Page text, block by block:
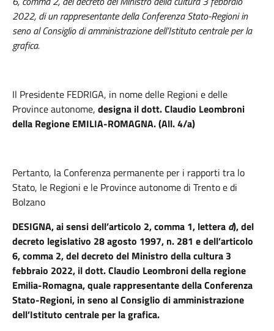
2022, di un rappresentante della Conferenza Stato-Regioni in
seno al Consiglio di amministrazione dell’Istituto centrale per la
grafica.
Il Presidente FEDRIGA, in nome delle Regioni e delle
Province autonome, designa il dott. Claudio Leombroni
della Regione EMILIA-ROMAGNA.(All. 4/a)
Pertanto, la Conferenza permanente per i rapporti tra lo
Stato, le Regioni e le Province autonome di Trento e di
Bolzano
DESIGNA, ai sensi dell’articolo 2, comma 1, lettera d), del
decreto legislativo 28 agosto 1997, n. 281 e dell’articolo
6, comma 2, del decreto del Ministro della cultura 3
febbraio 2022, il dott. Claudio Leombroni della regione
Emilia-Romagna, quale rappresentante della Conferenza
Stato-Regioni, in seno al Consiglio di amministrazione
dell’Istituto centrale per la grafica.